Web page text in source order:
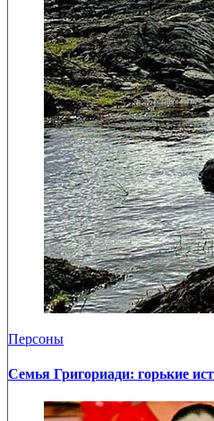
Персоны
Семья Григориади: горькие